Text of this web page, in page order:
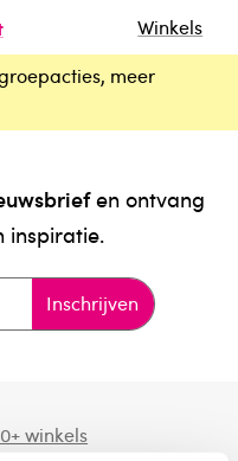
Winkels
meer
en ontvang
inspiratie.
Inschrijven
winkels